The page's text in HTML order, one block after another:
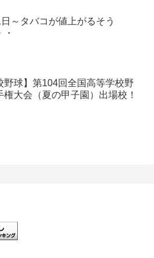
～タバコが値上がるそう
野球】第104回全国高等学校野
権大会（夏の甲子園）出場校！